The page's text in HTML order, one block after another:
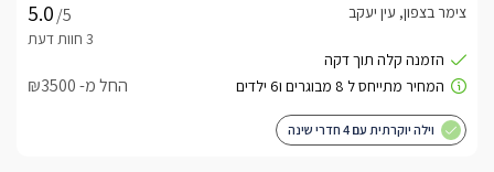
/5
צימר בצפון, עין יעקב
החל מ- ₪3500
וילה יוקרתית עם 4 חדרי שינה